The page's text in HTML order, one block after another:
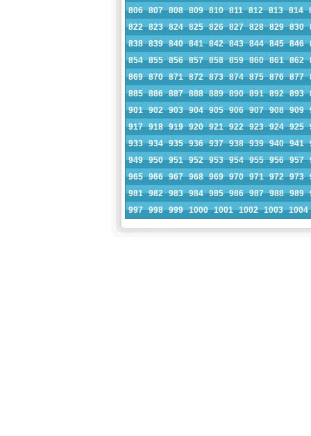
806 807 808 809 810 811 812 813 814
822 823 824 825 826 827 828 829 830
838 839 840 841 842 843 844 845 846
854 855 856 857 858 859 860 861 862
869 870 871 872 873 874 875 876 877
885 886 887 888 889 890 891 892 893
901 902 903 904 905 906 907 908 909
917 918 919 920 921 922 923 924 925
933 934 935 936 937 938 939 940 941
949 950 951 952 953 954 955 956 957
965 966 967 968 969 970 971 972 973
981 982 983 984 985 986 987 988 989
997 998 999 1000 1001 1002 1003 1004